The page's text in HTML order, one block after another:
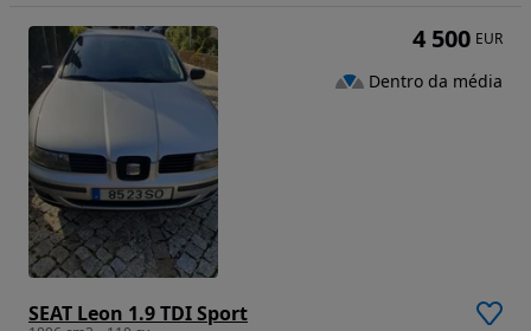
SEAT Leon 1.9 TDI Sport
4 500 EUR
Dentro da média